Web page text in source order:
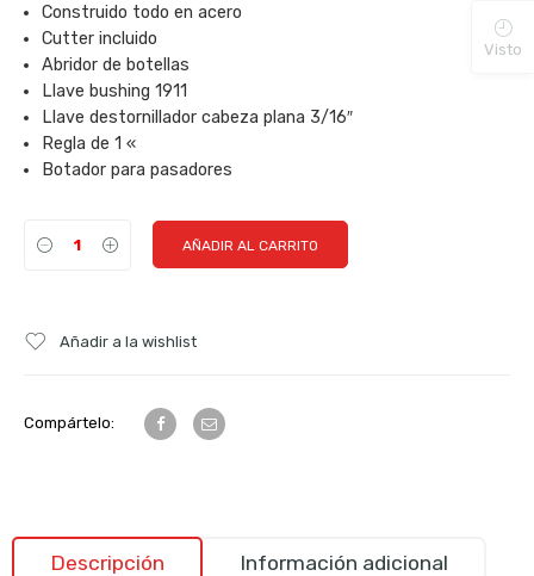
Construido todo en acero
Cutter incluido
Abridor de botellas
Llave bushing 1911
Llave destornillador cabeza plana 3/16″
Regla de 1 «
Botador para pasadores
AÑADIR AL CARRITO
Añadir a la wishlist
Compártelo:
Descripción Información adicional
Visto